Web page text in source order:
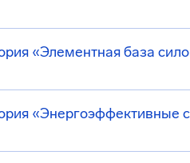
«Элементная база
«Энергоэффективные